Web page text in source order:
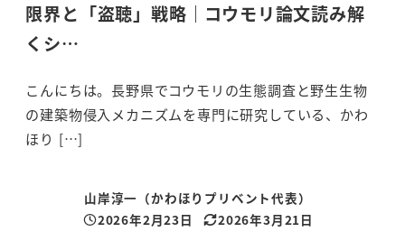
限界と「盗聴」戦略｜コウモリ論文読み解
くシ…
こんにちは。長野県でコウモリの生態調査と野生生物
の建築物侵入メカニズムを専門に研究している、かわ
ほり […]
山岸淳一（かわほりプリベント代表）
投稿日
2026年2月23日
更新日
2026年3月21日